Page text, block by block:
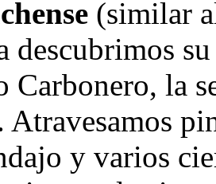
(similar
descubrimos
Carbonero, la
Atravesamos
y varios